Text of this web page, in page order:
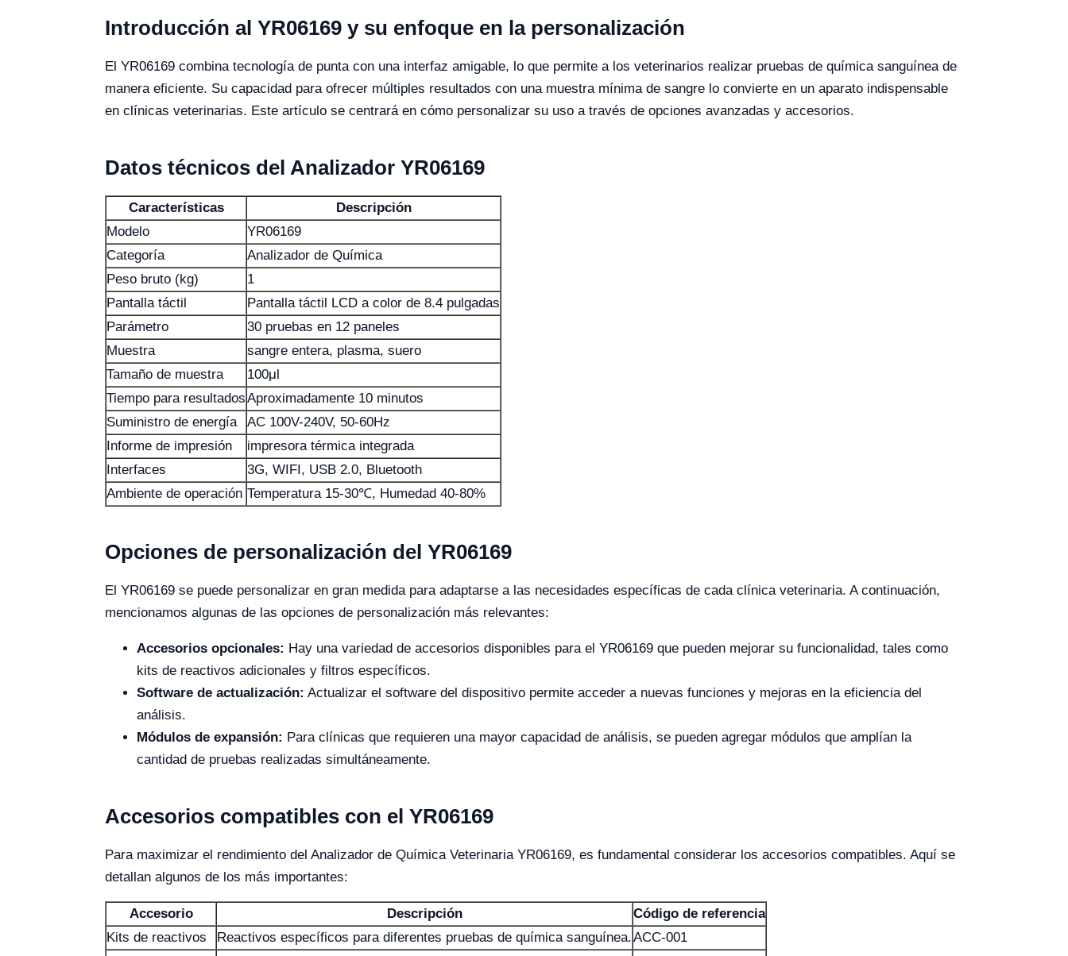
Introducción al YR06169 y su enfoque en la personalización
El YR06169 combina tecnología de punta con una interfaz amigable, lo que permite a los veterinarios realizar pruebas de química sanguínea de
manera eficiente. Su capacidad para ofrecer múltiples resultados con una muestra mínima de sangre lo convierte en un aparato indispensable
en clínicas veterinarias. Este artículo se centrará en cómo personalizar su uso a través de opciones avanzadas y accesorios.
Datos técnicos del Analizador YR06169
Características
Descripción
Modelo
YR06169
Categoría
Analizador de Química
Peso bruto (kg)
1
Pantalla táctil
Pantalla táctil LCD a color de 8.4 pulgadas
Parámetro
30 pruebas en 12 paneles
Muestra
sangre entera, plasma, suero
Tamaño de muestra
100μl
Tiempo para resultadosAproximadamente 10 minutos
Suministro de energía
AC 100V-240V, 50-60Hz
Informe de impresión
impresora térmica integrada
Interfaces
3G, WIFI, USB 2.0, Bluetooth
Ambiente de operación Temperatura 15-30℃, Humedad 40-80%
Opciones de personalización del YR06169
El YR06169 se puede personalizar en gran medida para adaptarse a las necesidades específicas de cada clínica veterinaria. A continuación,
mencionamos algunas de las opciones de personalización más relevantes:
Accesorios opcionales: Hay una variedad de accesorios disponibles para el YR06169 que pueden mejorar su funcionalidad, tales como
kits de reactivos adicionales y filtros específicos.
Software de actualización: Actualizar el software del dispositivo permite acceder a nuevas funciones y mejoras en la eficiencia del
análisis.
Módulos de expansión: Para clínicas que requieren una mayor capacidad de análisis, se pueden agregar módulos que amplían la
cantidad de pruebas realizadas simultáneamente.
Accesorios compatibles con el YR06169
Para maximizar el rendimiento del Analizador de Química Veterinaria YR06169, es fundamental considerar los accesorios compatibles. Aquí se
detallan algunos de los más importantes:
Accesorio Descripción
Código de referencia
Kits de reactivos
Reactivos específicos para diferentes pruebas de química sanguínea.ACC-001